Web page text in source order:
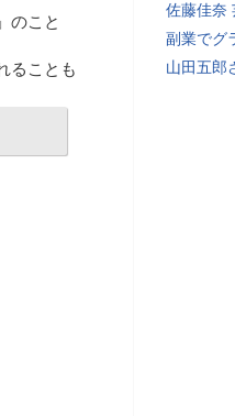
のこと
ることも
佐藤佳奈
副業でグ
山田五郎